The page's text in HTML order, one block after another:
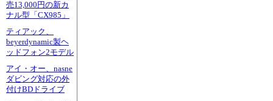
売13,000円の新カ
ナル型「CX985」
ティアック、
beyerdynamic製ヘ
ッドフォン2モデル
アイ・オー、nasne
ダビング対応の外
付けBDドライブ